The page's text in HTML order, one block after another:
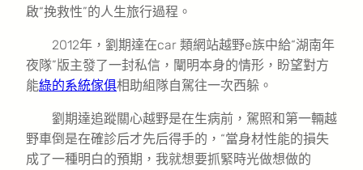
啟“挽救性”的人生旅行過程。
2012年，劉期達在car 類網站越野e族中給“湖南年
夜隊”版主發了一封私信，闡明本身的情形，盼望對方
能綠的系統傢俱相助組隊自駕往一次西躲。
劉期達追蹤關心越野是在生病前，駕照和第一輛越
野車倒是在確診后才先后得手的，“當身材性能的損失
成了一種明白的預期，我就想要抓緊時光做想做的